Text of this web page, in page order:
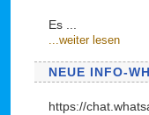
Es ...
...weiter lesen
NEUE INFO-
https://